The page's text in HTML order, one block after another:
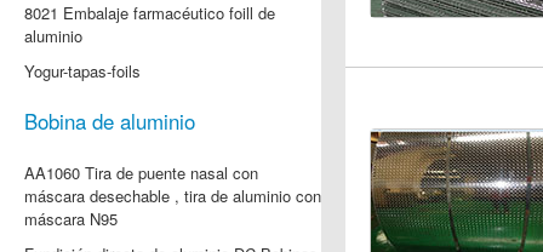
8021 Embalaje farmacéutico foill de
aluminio
Yogur-tapas-foils
Bobina de aluminio
AA1060 Tira de puente nasal con
máscara desechable , tira de aluminio con
máscara N95